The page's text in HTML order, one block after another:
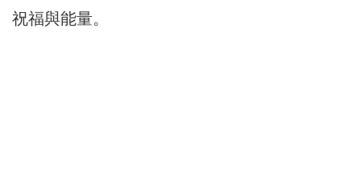
祝福與能量。